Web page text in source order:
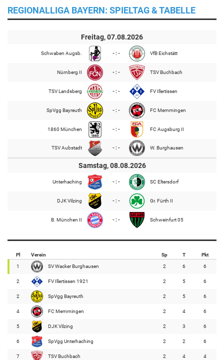
REGIONALLIGA BAYERN: SPIELTAG & TABELLE
Freitag, 07.08.2026
Schwaben Augsb. - : - VfB Eichstätt
Nürnberg II - : - TSV Buchbach
TSV Landsberg - : - FV Illertissen
SpVgg Bayreuth - : - FC Memmingen
1860 München - : - FC Augsburg II
TSV Aubstadt - : - W. Burghausen
Samstag, 08.08.2026
Unterhaching - : - SC Eltersdorf
DJK Vilzing - : - Gr. Fürth II
B. München II - : - Schweinfurt 05
Pl Verein Sp T Pkt
1 SV Wacker Burghausen 2 6 6
2 FV Illertissen 1921 2 5 6
2 SpVgg Bayreuth 2 5 6
4 FC Memmingen 2 4 6
5 DJK Vilzing 2 3 6
6 SpVgg Unterhaching 2 2 6
7 TSV Buchbach 2 4 4